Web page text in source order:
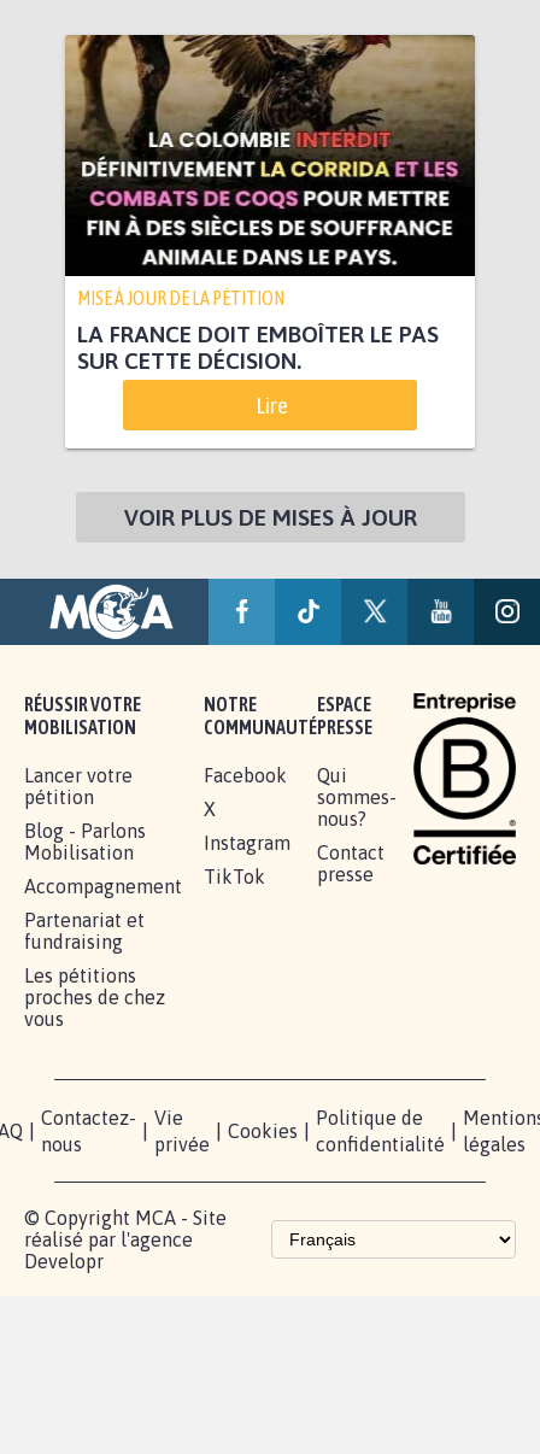
MISE À JOUR DE LA PÉTITION
LA FRANCE DOIT EMBOÎTER LE PAS
SUR CETTE DÉCISION.
Lire
VOIR PLUS DE MISES À JOUR
RÉUSSIR VOTRE
MOBILISATION
Lancer votre
pétition
Blog - Parlons
Mobilisation
Accompagnement
Partenariat et
fundraising
Les pétitions
proches de chez
vous
NOTRE
COMMUNAUTÉ
Facebook
X
Instagram
TikTok
ESPACE
PRESSE
Qui
sommes-
nous?
Contact
presse
Contactez-
nous
Vie
privée
Cookies
Politique de
confidentialité
légales
© Copyright MCA - Site
réalisé par l'agence
Developr